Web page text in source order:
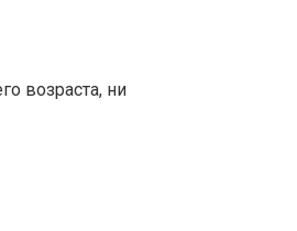
возраста, ни